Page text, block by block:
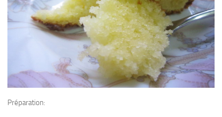
Préparation: